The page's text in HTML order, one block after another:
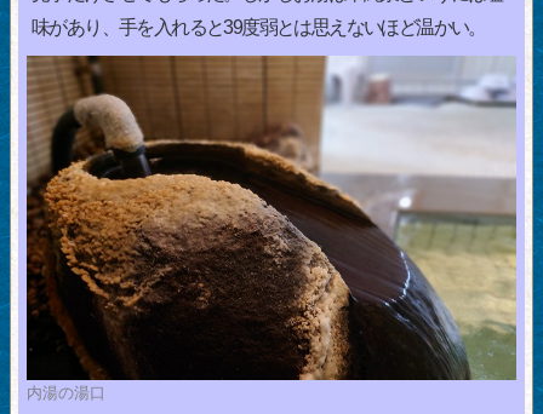
味があり、手を入れると39度弱とは思えないほど温かい。
内湯の湯口